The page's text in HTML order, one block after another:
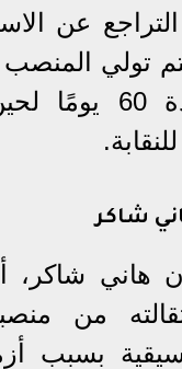
عن
تولي
النقابة، لمدة
شاكر
هاني شاكر،
من
بسبب